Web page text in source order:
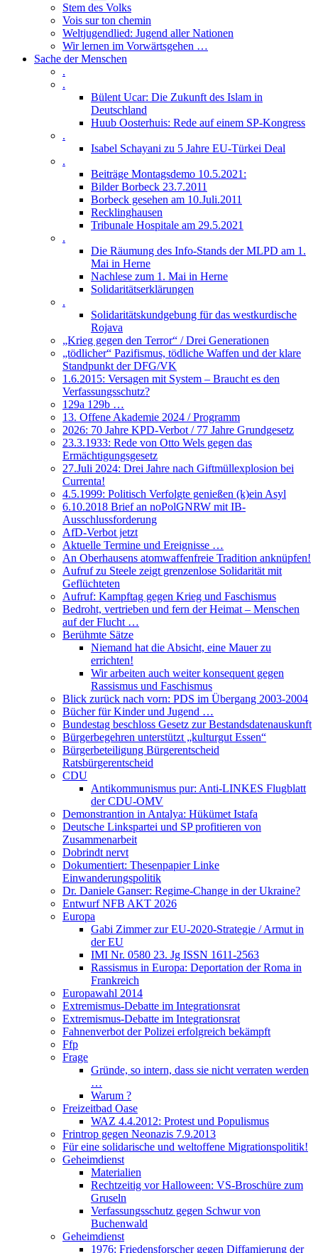
Stem des Volks
Vois sur ton chemin
Weltjugendlied: Jugend aller Nationen
Wir lernen im Vorwärtsgehen …
Sache der Menschen
.
.
Bülent Ucar: Die Zukunft des Islam in
Deutschland
Huub Oosterhuis: Rede auf einem SP-Kongress
.
Isabel Schayani zu 5 Jahre EU-Türkei Deal
.
Beiträge Montagsdemo 10.5.2021:
Bilder Borbeck 23.7.2011
Borbeck gesehen am 10.Juli.2011
Recklinghausen
Tribunale Hospitale am 29.5.2021
.
Die Räumung des Info-Stands der MLPD am 1.
Mai in Herne
Nachlese zum 1. Mai in Herne
Solidaritätserklärungen
.
Solidaritätskundgebung für das westkurdische
Rojava
„Krieg gegen den Terror“ / Drei Generationen
„tödlicher“ Pazifismus, tödliche Waffen und der klare
Standpunkt der DFG/VK
1.6.2015: Versagen mit System – Braucht es den
Verfassungsschutz?
129a 129b …
13. Offene Akademie 2024 / Programm
2026: 70 Jahre KPD-Verbot / 77 Jahre Grundgesetz
23.3.1933: Rede von Otto Wels gegen das
Ermächtigungsgesetz
27.Juli 2024: Drei Jahre nach Giftmüllexplosion bei
Currenta!
4.5.1999: Politisch Verfolgte genießen (k)ein Asyl
6.10.2018 Brief an noPolGNRW mit IB-
Ausschlussforderung
AfD-Verbot jetzt
Aktuelle Termine und Ereignisse …
An Oberhausens atomwaffenfreie Tradition anknüpfen!
Aufruf zu Steele zeigt grenzenlose Solidarität mit
Geflüchteten
Aufruf: Kampftag gegen Krieg und Faschismus
Bedroht, vertrieben und fern der Heimat – Menschen
auf der Flucht …
Berühmte Sätze
Niemand hat die Absicht, eine Mauer zu
errichten!
Wir arbeiten auch weiter konsequent gegen
Rassismus und Faschismus
Blick zurück nach vorn: PDS im Übergang 2003-2004
Bücher für Kinder und Jugend …
Bundestag beschloss Gesetz zur Bestandsdatenauskunft
Bürgerbegehren unterstützt „kulturgut Essen“
Bürgerbeteiligung Bürgerentscheid
Ratsbürgerentscheid
CDU
Antikommunismus pur: Anti-LINKES Flugblatt
der CDU-OMV
Demonstrantion in Antalya: Hükümet Istafa
Deutsche Linkspartei und SP profitieren von
Zusammenarbeit
Dobrindt nervt
Dokumentiert: Thesenpapier Linke
Einwanderungspolitik
Dr. Daniele Ganser: Regime-Change in der Ukraine?
Entwurf NFB AKT 2026
Europa
Gabi Zimmer zur EU-2020-Strategie / Armut in
der EU
IMI Nr. 0580 23. Jg ISSN 1611-2563
Rassismus in Europa: Deportation der Roma in
Frankreich
Europawahl 2014
Extremismus-Debatte im Integrationsrat
Extremismus-Debatte im Integrationsrat
Fahnenverbot der Polizei erfolgreich bekämpft
Ffp
Frage
Gründe, so intern, dass sie nicht verraten werden
…
Warum ?
Freizeitbad Oase
WAZ 4.4.2012: Protest und Populismus
Frintrop gegen Neonazis 7.9.2013
Für eine solidarische und weltoffene Migrationspolitik!
Geheimdienst
Materialien
Rechtzeitig vor Halloween: VS-Broschüre zum
Gruseln
Verfassungsschutz gegen Schwur von
Buchenwald
Geheimdienst
1976: Friedensforscher gegen Diffamierung der